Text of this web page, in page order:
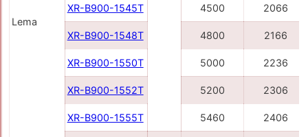
Lema
XR-B900-1545Т 4500 2066
XR-B900-1548Т 4800 2166
XR-B900-1550Т 5000 2236
XR-B900-1552Т 5200 2306
XR-B900-1555T 5460 2406